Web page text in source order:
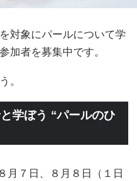
対象にパールについて学
加者を募集中です。
。
学ぼう “パールのひ
月７日、８月８日（１日